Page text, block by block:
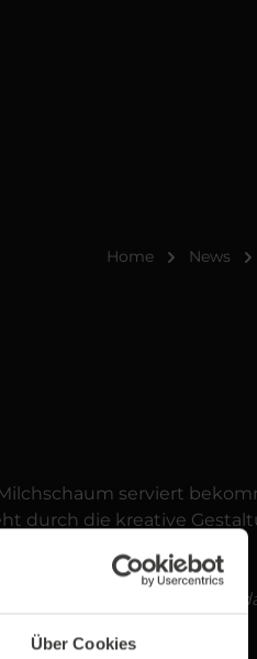
Über Cookies
Home News
serviert
durch die kreative
verleiht jedem Kaffee